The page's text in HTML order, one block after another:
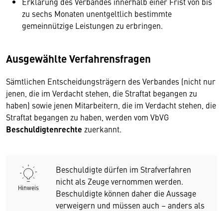
zu sechs Monaten unentgeltlich bestimmte
gemeinnützige Leistungen zu erbringen.
Ausgewählte Verfahrensfragen
Sämtlichen Entscheidungsträgern des Verbandes (nicht nur
jenen, die im Verdacht stehen, die Straftat begangen zu
haben) sowie jenen Mitarbeitern, die im Verdacht stehen, die
Straftat begangen zu haben, werden vom VbVG
Beschuldigtenrechte zuerkannt.
Hinweis
Beschuldigte dürfen im Strafverfahren
nicht als Zeuge vernommen werden.
Beschuldigte können daher die Aussage
verweigern und müssen auch – anders als